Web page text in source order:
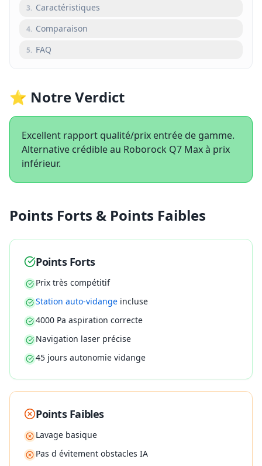
3. Caractéristiques
4. Comparaison
5. FAQ
⭐ Notre Verdict
Excellent rapport qualité/prix entrée de gamme.
Alternative crédible au Roborock Q7 Max à prix
inférieur.
Points Forts & Points Faibles
Points Forts
Prix très compétitif
Station auto-vidange incluse
4000 Pa aspiration correcte
Navigation laser précise
45 jours autonomie vidange
Points Faibles
Lavage basique
Pas d évitement obstacles IA